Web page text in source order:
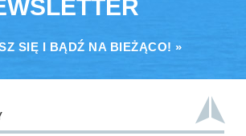
SIĘ I BĄDŹ NA BIEŻĄCO! »